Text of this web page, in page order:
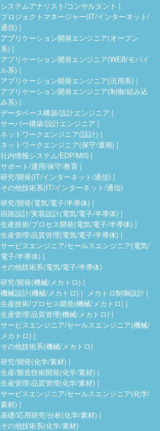
システムアナリスト/コンサルタント
プロジェクトマネージャー(IT/インターネット/
通信)
アプリケーション開発エンジニア(オープン
系)
アプリケーション開発エンジニア(WEB/モバイ
ル系)
アプリケーション開発エンジニア(汎用系)
アプリケーション開発エンジニア(制御/組み込
み系)
データベース構築/設計エンジニア
サーバー構築/設計エンジニア
ネットワークエンジニア(設計)
ネットワークエンジニア(保守/運用)
社内情報システム/EDP/MIS
サポート/運用/保守/教育
研究/開発(IT/インターネット/通信)
その他技術系(IT/インターネット/通信)
研究/開発(電気/電子/半導体)
回路設計/実装設計(電気/電子/半導体)
生産技術/プロセス開発(電気/電子/半導体)
生産管理/品質管理(電気/電子/半導体)
サービスエンジニア/セールスエンジニア(電気/
電子/半導体)
その他技術系(電気/電子/半導体)
研究/開発(機械/メカトロ)
機械設計(機械/メカトロ)
メカトロ制御設計
生産技術/プロセス開発(機械/メカトロ)
生産管理/品質管理(機械/メカトロ)
サービスエンジニア/セールスエンジニア(機械/
メカトロ)
その他技術系(機械/メカトロ)
研究/開発(化学/素材)
生産/製造技術開発(化学/素材)
生産管理/品質管理(化学/素材)
サービスエンジニア/セールスエンジニア(化学/
素材)
基礎/応用研究/分析(化学/素材)
その他技術系(化学/素材)